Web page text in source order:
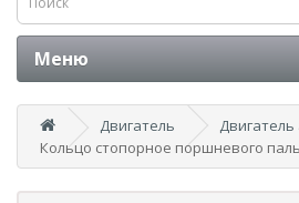
Меню
Двигатель
Двигатель
Кольцо стопорное поршневого